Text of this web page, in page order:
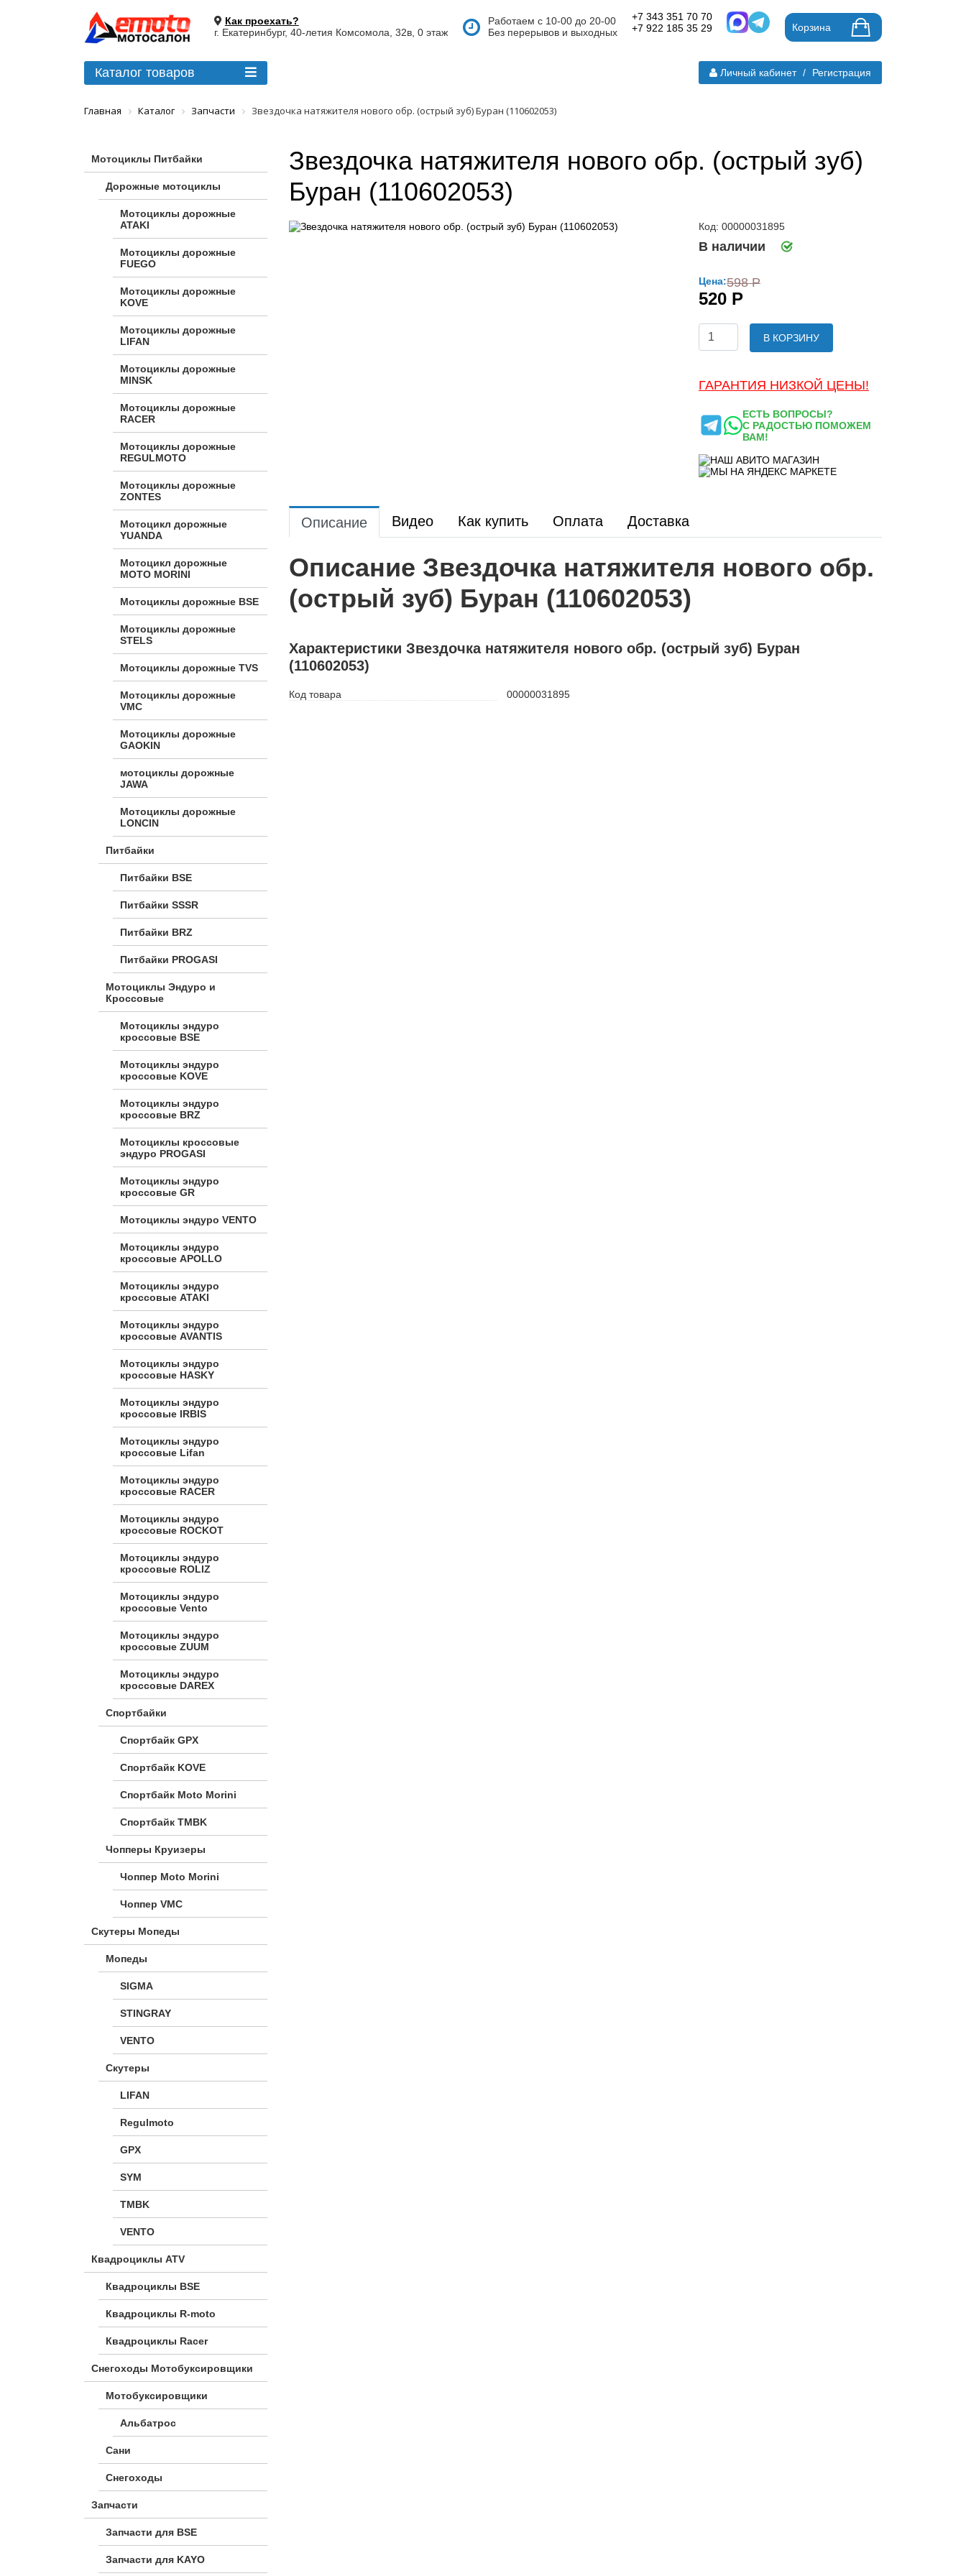
Как проехать?
г. Екатеринбург, 40-летия Комсомола, 32в, 0 этаж
Работаем с 10-00 до 20-00
Без перерывов и выходных
+7 343 351 70 70
+7 922 185 35 29
Корзина
Каталог товаров Личный кабинет / Регистрация
Главная Каталог Запчасти Звездочка натяжителя нового обр. (острый зуб) Буран (110602053)
Мотоциклы Питбайки
Дорожные мотоциклы
Мотоциклы дорожные
ATAKI
Мотоциклы дорожные
FUEGO
Мотоциклы дорожные
KOVE
Мотоциклы дорожные
LIFAN
Мотоциклы дорожные
MINSK
Мотоциклы дорожные
RACER
Мотоциклы дорожные
REGULMOTO
Мотоциклы дорожные
ZONTES
Мотоцикл дорожные
YUANDA
Мотоцикл дорожные
МОТО MORINI
Мотоциклы дорожные BSE
Мотоциклы дорожные
STELS
Мотоциклы дорожные TVS
Мотоциклы дорожные
VMC
Мотоциклы дорожные
GAOKIN
мотоциклы дорожные
JAWA
Мотоциклы дорожные
LONCIN
Питбайки
Питбайки BSE
Питбайки SSSR
Питбайки BRZ
Питбайки PROGASI
Мотоциклы Эндуро и
Кроссовые
Мотоциклы эндуро
кроссовые BSE
Мотоциклы эндуро
кроссовые KOVE
Мотоциклы эндуро
кроссовые BRZ
Мотоциклы кроссовые
эндуро PROGASI
Мотоциклы эндуро
кроссовые GR
Мотоциклы эндуро VENTO
Мотоциклы эндуро
кроссовые APOLLO
Мотоциклы эндуро
кроссовые ATAKI
Мотоциклы эндуро
кроссовые AVANTIS
Мотоциклы эндуро
кроссовые HASKY
Мотоциклы эндуро
кроссовые IRBIS
Мотоциклы эндуро
кроссовые Lifan
Мотоциклы эндуро
кроссовые RACER
Мотоциклы эндуро
кроссовые ROCKOT
Мотоциклы эндуро
кроссовые ROLIZ
Мотоциклы эндуро
кроссовые Vento
Мотоциклы эндуро
кроссовые ZUUM
Мотоциклы эндуро
кроссовые DAREX
Спортбайки
Спортбайк GPX
Спортбайк KOVE
Спортбайк Moto Morini
Спортбайк TMBK
Чопперы Круизеры
Чоппер Moto Morini
Чоппер VMC
Скутеры Мопеды
Мопеды
SIGMA
STINGRAY
VENTO
Скутеры
LIFAN
Regulmoto
GPX
SYM
TMBK
VENTO
Квадроциклы ATV
Квадроциклы BSE
Квадроциклы R-moto
Квадроциклы Racer
Снегоходы Мотобуксировщики
Мотобуксировщики
Альбатрос
Сани
Снегоходы
Запчасти
Запчасти для BSE
Запчасти для KAYO
Звездочка натяжителя нового обр. (острый зуб)
Буран (110602053)
Код: 00000031895
В наличии
Цена:598 Р
520 Р
В КОРЗИНУ
ГАРАНТИЯ НИЗКОЙ ЦЕНЫ!
ЕСТЬ ВОПРОСЫ?
С РАДОСТЬЮ ПОМОЖЕМ
ВАМ!
Описание Видео Как купить Оплата Доставка
Описание Звездочка натяжителя нового обр.
(острый зуб) Буран (110602053)
Характеристики Звездочка натяжителя нового обр. (острый зуб) Буран
(110602053)
Код товара 00000031895